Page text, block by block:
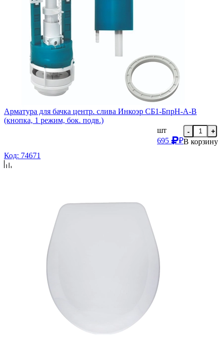
Арматура для бачка центр. слива Инкоэр СБ1-БпрН-А-В
(кнопка, 1 режим, бок. подв.)
шт
695
₽
- +
В корзину
Код: 74671